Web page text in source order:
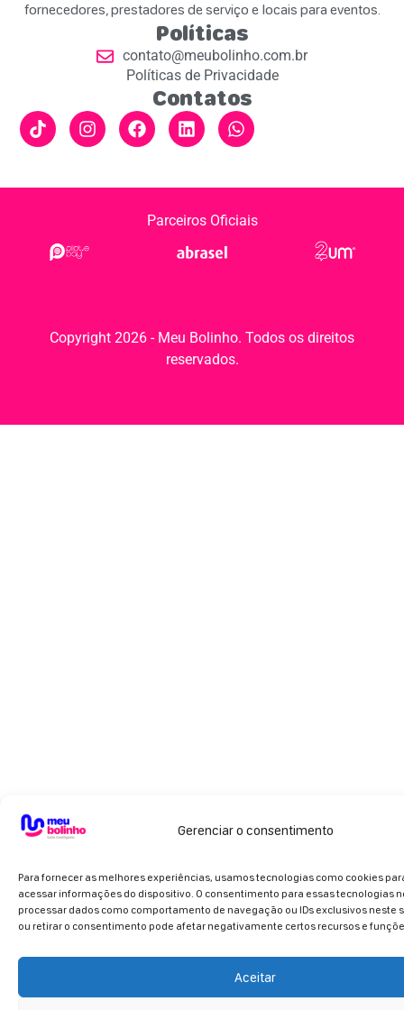
Gerenciar o consentimento
Para fornecer as melhores experiências, usamos tecnologias como cookies
acessar informações do dispositivo. O consentimento para essas tecnologias
processar dados como comportamento de navegação ou IDs exclusivos neste
ou retirar o consentimento pode afetar negativamente certos recursos e
Aceitar
fornecedores, prestadores de serviço e locais para eventos.
Políticas
contato@meubolinho.com.br
Políticas de Privacidade
Contatos
Parceiros Oficiais
Copyright 2026 - Meu Bolinho. Todos os direitos
reservados.